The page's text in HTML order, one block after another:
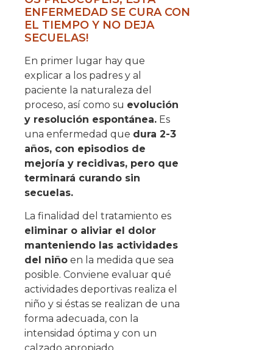
ENFERMEDAD SE CURA CON
EL TIEMPO Y NO DEJA
SECUELAS!
En primer lugar hay que
explicar a los padres y al
paciente la naturaleza del
proceso, así como su evolución
y resolución espontánea. Es
una enfermedad que dura 2-3
años, con episodios de
mejoría y recidivas, pero que
terminará curando sin
secuelas.
La finalidad del tratamiento es
eliminar o aliviar el dolor
manteniendo las actividades
del niño en la medida que sea
posible. Conviene evaluar qué
actividades deportivas realiza el
niño y si éstas se realizan de una
forma adecuada, con la
intensidad óptima y con un